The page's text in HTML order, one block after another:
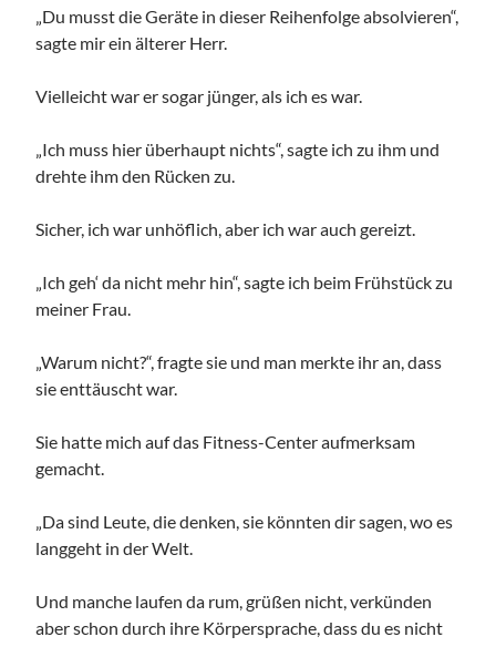
„Du musst die Geräte in dieser Reihenfolge absolvieren“,
sagte mir ein älterer Herr.
Vielleicht war er sogar jünger, als ich es war.
„Ich muss hier überhaupt nichts“, sagte ich zu ihm und
drehte ihm den Rücken zu.
Sicher, ich war unhöflich, aber ich war auch gereizt.
„Ich geh‘ da nicht mehr hin“, sagte ich beim Frühstück zu
meiner Frau.
„Warum nicht?“, fragte sie und man merkte ihr an, dass
sie enttäuscht war.
Sie hatte mich auf das Fitness-Center aufmerksam
gemacht.
„Da sind Leute, die denken, sie könnten dir sagen, wo es
langgeht in der Welt.
Und manche laufen da rum, grüßen nicht, verkünden
aber schon durch ihre Körpersprache, dass du es nicht